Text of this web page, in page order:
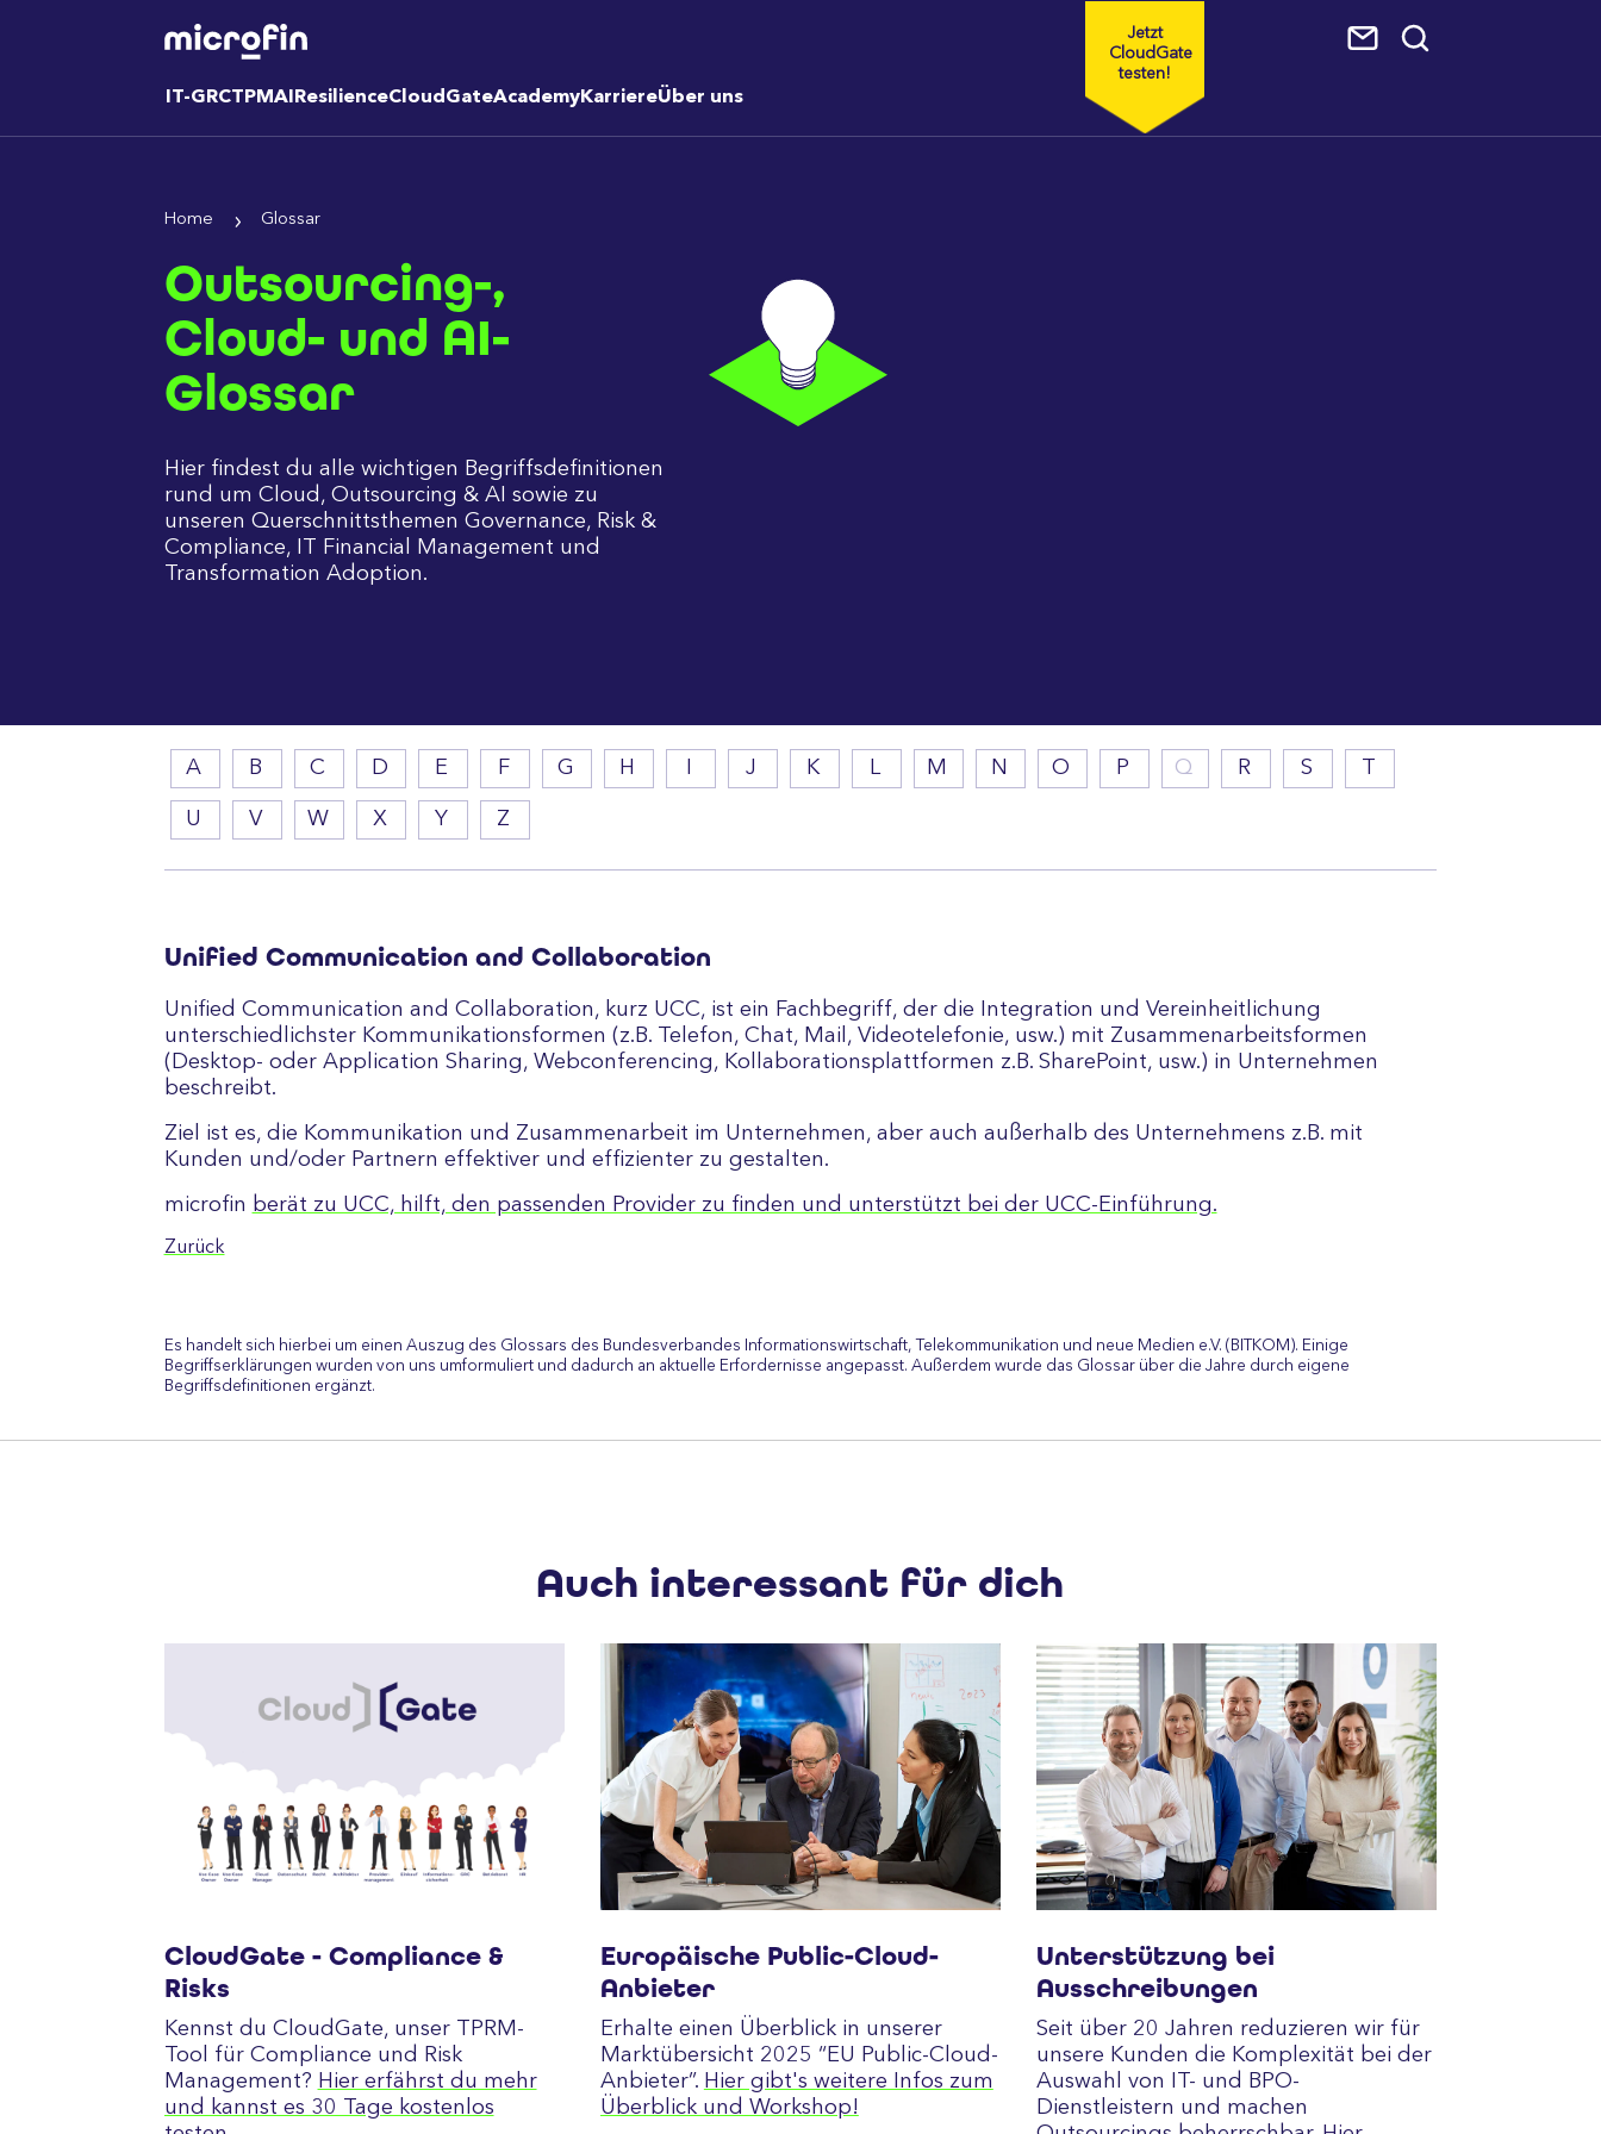
Jetzt
CloudGate
testen!
IT-GRCTPMAI ResilienceCloudGateAcademyKarriereÜber uns
Home Glossar
Outsourcing-,
Cloud- und AI-
Glossar
Hier findest du alle wichtigen Begriffsdefinitionen
rund um Cloud, Outsourcing & AI sowie zu
unseren Querschnittsthemen Governance, Risk &
Compliance, IT Financial Management und
Transformation Adoption.
A B C D E F G H J K L M N O P Q R S
U V W X Y Z
Unified Communication and Collaboration
Unified Communication and Collaboration, kurz UCC, ist ein Fachbegriff, der die Integration und Vereinheitlichung
unterschiedlichster Kommunikationsformen (z.B. Telefon, Chat, Mail, Videotelefonie, usw.) mit Zusammenarbeitsformen
(Desktop- oder Application Sharing, Webconferencing, Kollaborationsplattformen z.B. SharePoint, usw.) in Unternehmen
beschreibt.
Ziel ist es, die Kommunikation und Zusammenarbeit im Unternehmen, aber auch außerhalb des Unternehmens z.B. mit
Kunden und/oder Partnern effektiver und effizienter zu gestalten.
microfin berät zu UCC, hilft, den passenden Provider zu finden und unterstützt bei der UCC-Einführung.
Zurück
Es handelt sich hierbei um einen Auszug des Glossars des Bundesverbandes Informationswirtschaft, Telekommunikation und neue Medien e.V. (BITKOM). Einige
Begriffserklärungen wurden von uns umformuliert und dadurch an aktuelle Erfordernisse angepasst. Außerdem wurde das Glossar über die Jahre durch eigene
Begriffsdefinitionen ergänzt.
Auch interessant für dich
CloudGate - Compliance &
Risks
Kennst du CloudGate, unser TPRM-
Tool für Compliance und Risk
Management? Hier erfährst du mehr
und kannst es 30 Tage kostenlos
Europäische Public-Cloud-
Anbieter
Erhalte einen Überblick in unserer
Marktübersicht 2025 “EU Public-Cloud-
Anbieter”. Hier gibt's weitere Infos zum
Überblick und Workshop!
Unterstützung bei
Ausschreibungen
Seit über 20 Jahren reduzieren wir für
unsere Kunden die Komplexität bei der
Auswahl von IT- und BPO-
Dienstleistern und machen